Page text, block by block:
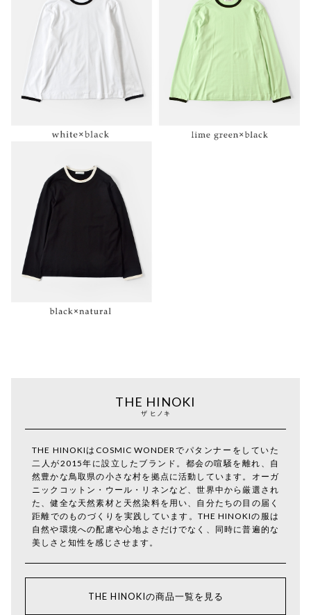
THE HINOKI
ザ ヒノキ
THE HINOKIはCOSMIC WONDERでパタンナーをしていた
二人が2015年に設立したブランド。都会の喧騒を離れ、自
然豊かな鳥取県の小さな村を拠点に活動しています。オーガ
ニックコットン・ウール・リネンなど、世界中から厳選され
た、健全な天然素材と天然染料を用い、自分たちの目の届く
距離でのものづくりを実践しています。THE HINOKIの服は
自然や環境への配慮や心地よさだけでなく、同時に普遍的な
美しさと知性を感じさせます。
THE HINOKIの商品一覧を見る